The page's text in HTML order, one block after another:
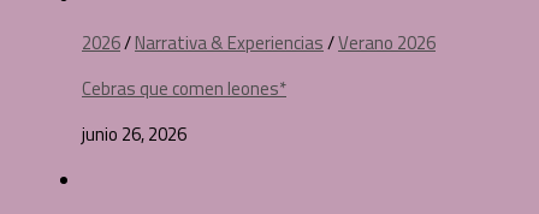
2026/Narrativa & Experiencias/Verano 2026
Cebras que comen leones*
junio 26, 2026